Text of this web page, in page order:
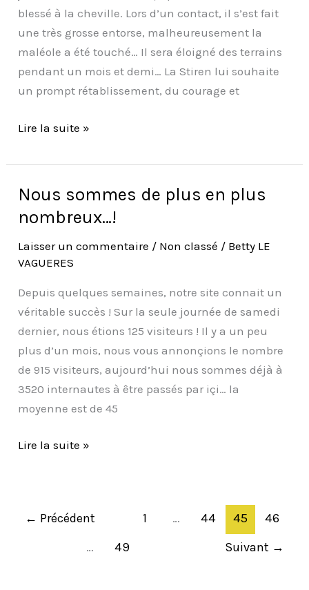
blessé à la cheville. Lors d’un contact, il s’est fait
une très grosse entorse, malheureusement la
maléole a été touché… Il sera éloigné des terrains
pendant un mois et demi… La Stiren lui souhaite
un prompt rétablissement, du courage et
Lire la suite »
Nous sommes de plus en plus
nombreux…!
Laisser un commentaire / Non classé / Betty LE
VAGUERES
Depuis quelques semaines, notre site connait un
véritable succès ! Sur la seule journée de samedi
dernier, nous étions 125 visiteurs ! Il y a un peu
plus d’un mois, nous vous annonçions le nombre
de 915 visiteurs, aujourd’hui nous sommes déjà à
3520 internautes à être passés par içi… la
moyenne est de 45
Nous
sommes
plus
en
plus
nombreux…!
Lire la suite »
← Précédent 1 … 44 45
46
…
49 Suivant →